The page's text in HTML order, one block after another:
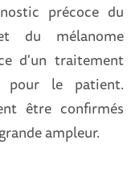
précoce du
du mélanome
d'un traitement
pour le patient.
être confirmés
ampleur.